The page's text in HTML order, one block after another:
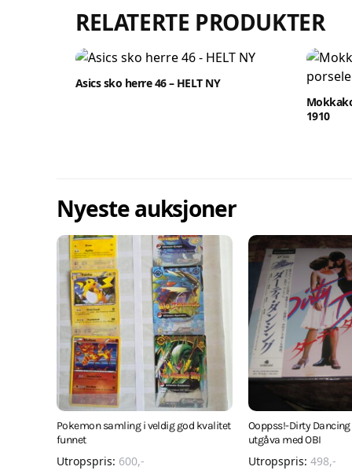
RELATERTE PRODUKTER
Asics sko herre 46 – HELT NY
1910
Nyeste auksjoner
Pokemon samling i veldig god kvalitet
funnet
Utropspris: 600,-
Ooppss!-Dirty
utgåva med OBI
Utropspris: 498,-